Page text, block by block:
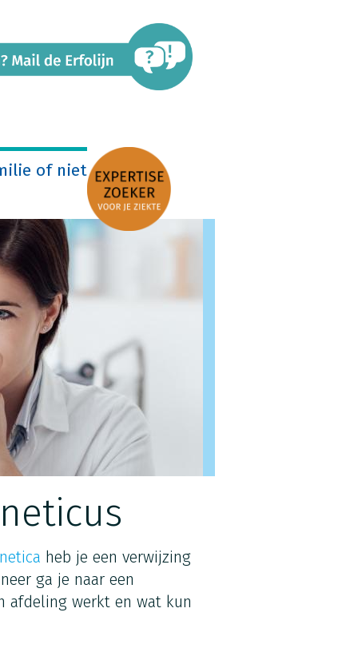
of niet
heb je een verwijzing
ga je naar een
afdeling werkt en wat kun